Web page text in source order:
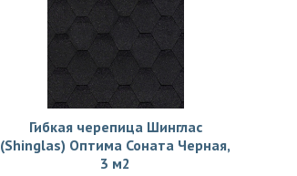
Гибкая черепица Шинглас
(Shinglas) Оптима Соната Черная,
3 м2